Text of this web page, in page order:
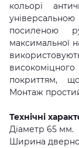
кольорі
посиленою
максимальної
покриттям,
Монтаж
Технічні
Діаметр 65 мм.
Ширина